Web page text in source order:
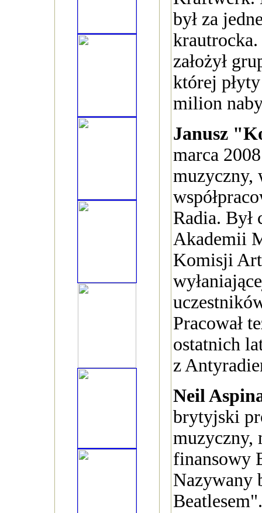
był za
założył
której
milion
Janusz
marca
muzyczny,
Radia. Był
Akademii
Komisji
Pracował
ostatnich
z
Neil
brytyjski
muzyczny,
finansowy
Nazywany
Beatlesem".